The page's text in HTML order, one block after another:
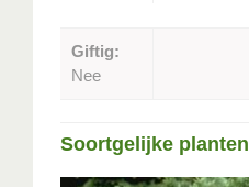
Giftig:
Nee
Soortgelijke planten